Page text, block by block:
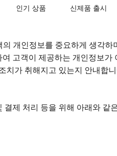
인기 상품 신제품 출시
의 개인정보를 중요하게 생각하
고객이 제공하는 개인정보가
치가 취해지고 있는지 안내합
결제 처리 등을 위해 아래와 같